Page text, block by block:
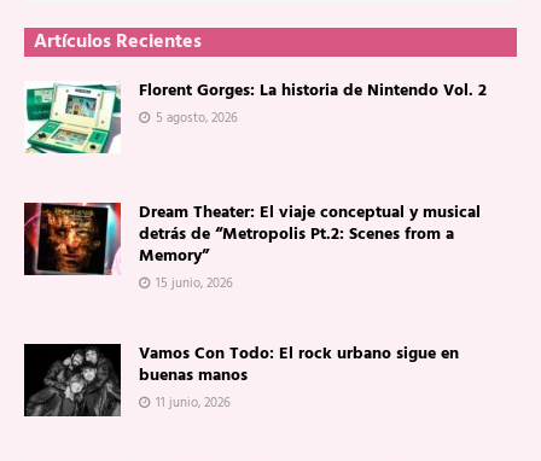
Artículos Recientes
Florent Gorges: La historia de Nintendo Vol. 2
5 agosto, 2026
Dream Theater: El viaje conceptual y musical
detrás de “Metropolis Pt.2: Scenes from a
Memory”
15 junio, 2026
Vamos Con Todo: El rock urbano sigue en
buenas manos
11 junio, 2026